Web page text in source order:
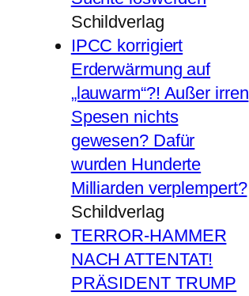
Schildverlag
IPCC korrigiert
Erderwärmung auf
„lauwarm“?! Außer irren
Spesen nichts
gewesen? Dafür
wurden Hunderte
Milliarden verplempert?
Schildverlag
TERROR-HAMMER
NACH ATTENTAT!
PRÄSIDENT TRUMP